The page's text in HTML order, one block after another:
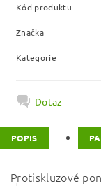
Kód produktu
Značka
Kategorie
Dotaz
POPIS
Protiskluzové